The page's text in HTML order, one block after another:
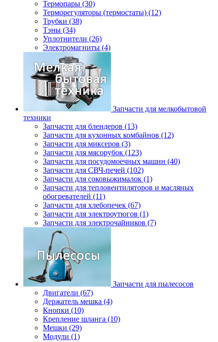
Термопары (30)
Терморегуляторы (термостаты) (12)
Трубки (38)
Тэны (34)
Уплотнители (26)
Электромагниты (4)
Запчасти для мелкобытовой
техники
Запчасти для блендеров (13)
Запчасти для кухонных комбайнов (12)
Запчасти для миксеров (3)
Запчасти для мясорубок (123)
Запчасти для посудомоечных машин (40)
Запчасти для СВЧ-печей (102)
Запчасти для соковыжималок (1)
Запчасти для тепловентиляторов и масляных
обогревателей (11)
Запчасти для хлебопечек (67)
Запчасти для электроутюгов (1)
Запчасти для электрочайников (7)
Запчасти для пылесосов
Двигатели (67)
Держатель мешка (4)
Кнопки (10)
Крепление шланга (10)
Мешки (29)
Модули (1)